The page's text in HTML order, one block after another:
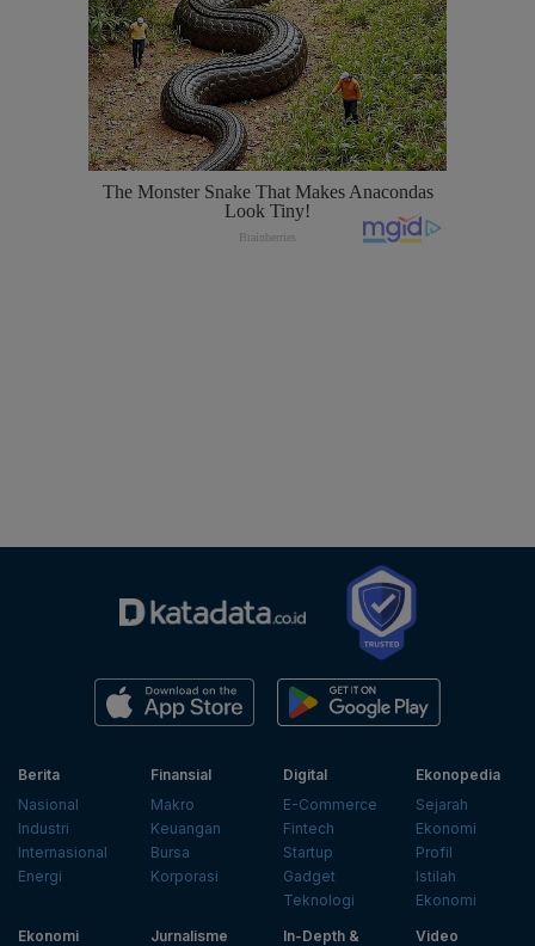
Berita
Nasional
Industri
Internasional
Energi
Finansial
Makro
Keuangan
Bursa
Korporasi
Digital
E-Commerce
Fintech
Startup
Gadget
Teknologi
Ekonopedia
Sejarah
Ekonomi
Profil
Istilah
Ekonomi
Ekonomi
Jurnalisme
In-Depth &
Video